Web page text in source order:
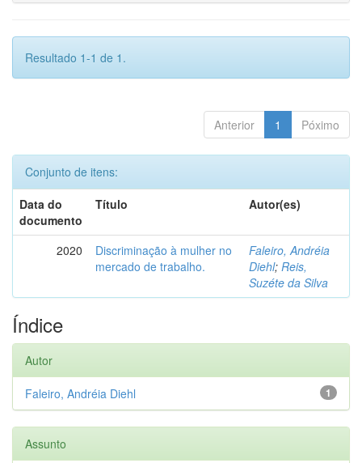
Resultado 1-1 de 1.
Anterior 1 Póximo
Conjunto de itens:
Data do
documento
Título Autor(es)
2020
Discriminação à mulher no
mercado de trabalho.
Faleiro, Andréia
Diehl; Reis,
Suzéte da Silva
Índice
Autor
1
Faleiro, Andréia Diehl
Assunto